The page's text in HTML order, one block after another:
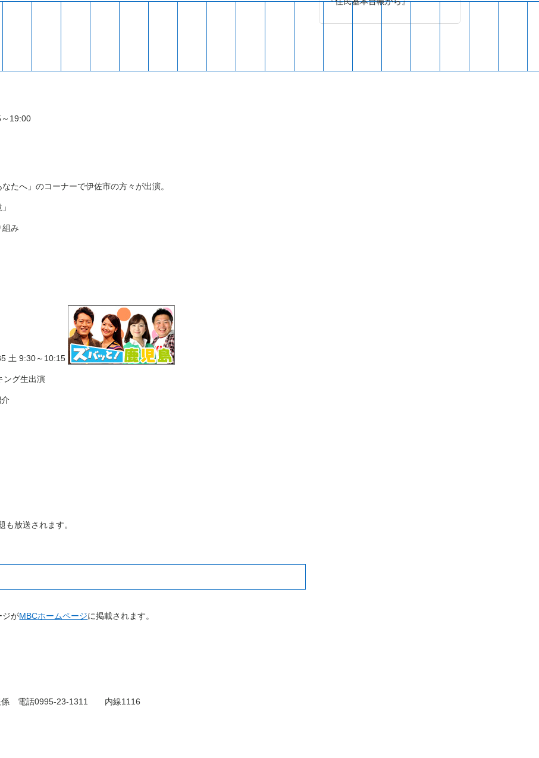
～ 19:00
たへ」のコーナーで伊佐市の方々が出演。
組み
土 9:30～ 10:15
ング生出演
放送されます。
ジがMBCホームページに掲載されます。
係 電話0995-23-1311 内線1116